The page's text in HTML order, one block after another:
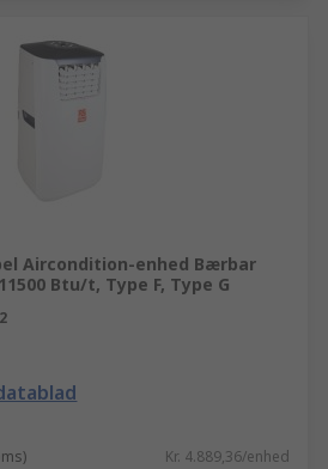
Aircondition-enhed Bærbar
Btu/t, Type F, Type G
Kr. 4.889,36/enhed